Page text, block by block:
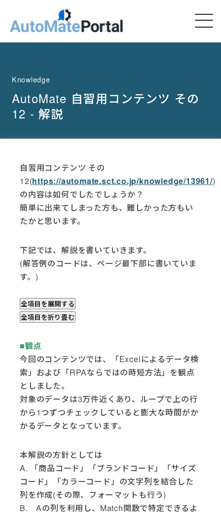
Knowledge
AutoMate 自習用コンテンツ その
12 - 解説
自習用コンテンツ その
12(https://automate.sct.co.jp/knowledge/13961/)
の内容は如何でしたでしょうか？
簡単に出来てしまった方も、難しかった方もい
たかと思います。
下記では、解説を書いていきます。
(解答例のコードは、ページ最下部に書いていま
す。)
全項目を展開する
全項目を折り畳む
■観点
今回のコンテンツでは、「Excelによるデータ検
索」および「RPAならではの時短方法」を観点
としました。
対象のデータは3万件近くあり、ループで上の行
から1つずつチェックしていると膨大な時間がか
かるデータとなっています。
本解説の方針としては
A. 「商品コード」「ブランドコード」「サイズ
コード」「カラーコード」の文字列を結合した
列を作成(その際、フォーマットも行う)
B. Aの列を利用し、Match関数で特定できるよ